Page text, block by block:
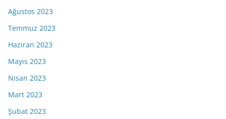
Ağustos 2023
Temmuz 2023
Haziran 2023
Mayıs 2023
Nisan 2023
Mart 2023
Şubat 2023